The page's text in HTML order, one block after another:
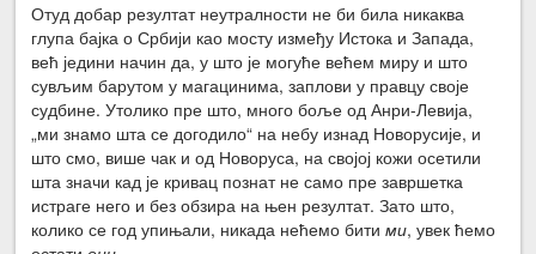
Отуд добар резултат неутралности не би била никаква
глупа бајка о Србији као мосту између Истока и Запада,
већ једини начин да, у што је могуће већем миру и што
сувљим барутом у магацинима, заплови у правцу своје
судбине. Утолико пре што, много боље од Анри-Левија,
„ми знамо шта се догодило“ на небу изнад Новорусије, и
што смо, више чак и од Новоруса, на својој кожи осетили
шта значи кад је кривац познат не само пре завршетка
истраге него и без обзира на њен резултат. Зато што,
колико се год упињали, никада нећемо битими, увек ћемо